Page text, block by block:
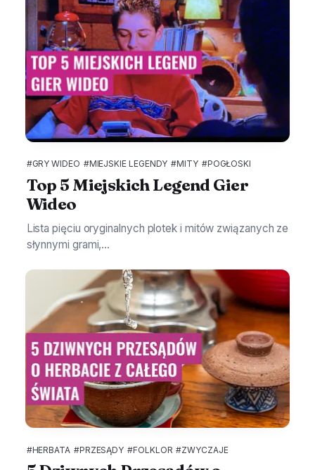
#GRY WIDEO #MIEJSKIE LEGENDY #MITY #POGŁOSKI
Top 5 Miejskich Legend Gier
Wideo
Lista pięciu oryginalnych plotek i mitów związanych ze
słynnymi grami,...
#HERBATA #PRZESĄDY #FOLKLOR #ZWYCZAJE